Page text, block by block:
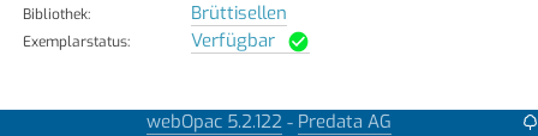
Bibliothek: Brüttisellen
Exemplarstatus: Verfügbar
webOpac 5.2.122 - Predata AG